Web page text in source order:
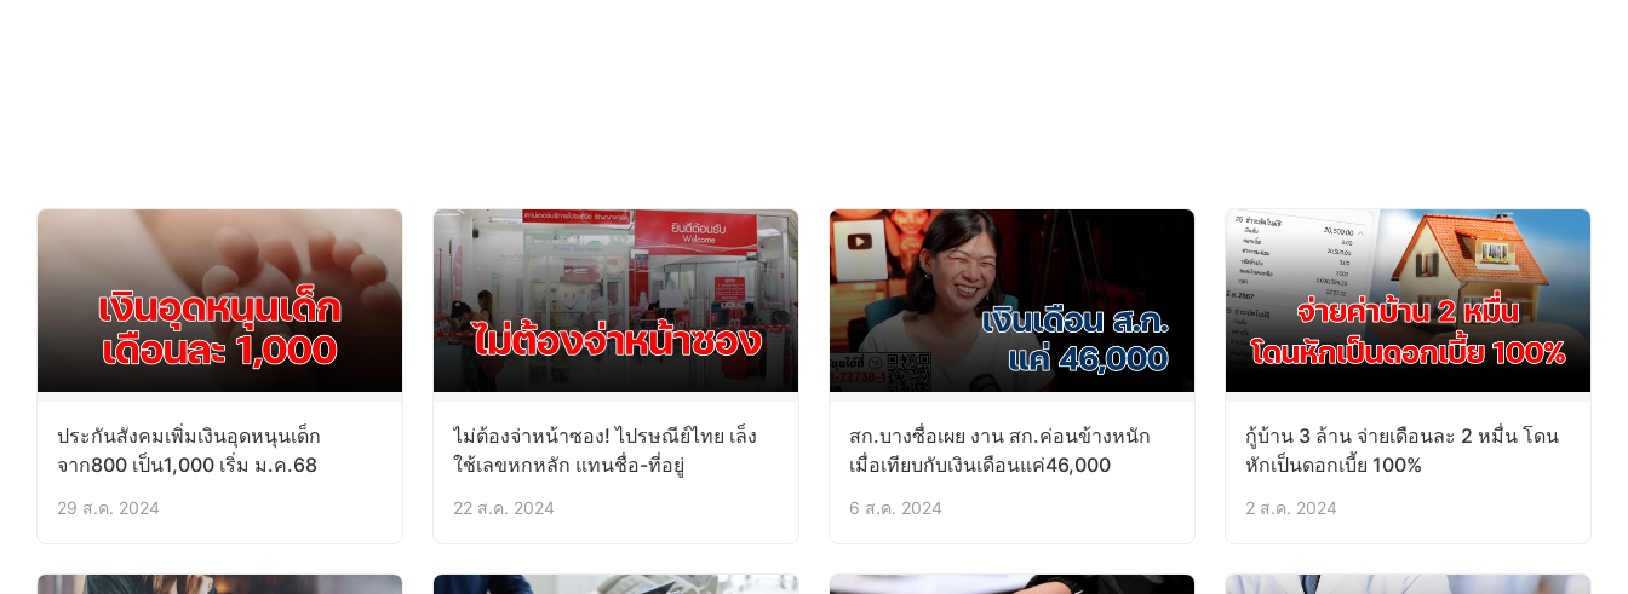
ประกันสังคมเพิ่มเงินอุดหนุนเด็ก
จาก800 เป็น1,000 เริ่ม ม.ค.68
29 ส.ค. 2024
ไม่ต้องจ่าหน้าซอง! ไปรษณีย์ไทย เล็ง
ใช้เลขหกหลัก แทนชื่อ-ที่อยู่
22 ส.ค. 2024
สก.บางซื่อเผย งาน สก.ค่อนข้างหนัก
เมื่อเทียบกับเงินเดือนแค่46,000
6 ส.ค. 2024
กู้บ้าน 3 ล้าน จ่ายเดือนละ 2 หมื่น โดน
หักเป็นดอกเบี้ย 100%
2 ส.ค. 2024